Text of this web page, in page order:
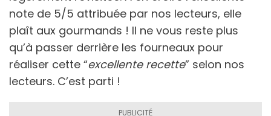
note de 5/5 attribuée par nos lecteurs, elle
plaît aux gourmands ! Il ne vous reste plus
qu’à passer derrière les fourneaux pour
réaliser cette “excellente recette” selon nos
lecteurs. C’est parti !